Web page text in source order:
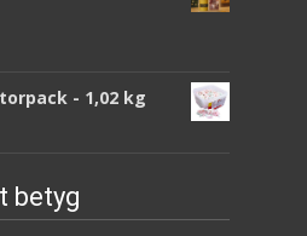
- 1,02 kg
betyg